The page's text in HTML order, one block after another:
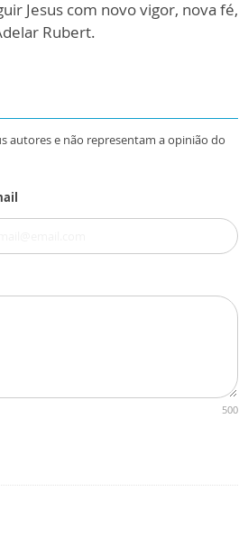
Jesus com novo vigor, nova fé,
Rubert.
autores e não representam a opinião do
500